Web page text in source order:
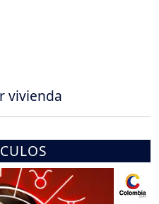
vivienda